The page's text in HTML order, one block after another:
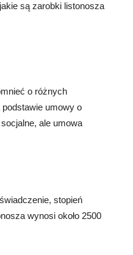
są zarobki listonosza
o różnych
umowy o
ale umowa
stopień
wynosi około 2500